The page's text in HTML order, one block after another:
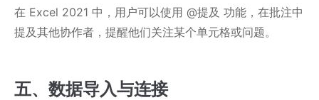
在 Excel 2021 中，用户可以使用 @提及 功能，在批注中
提及其他协作者，提醒他们关注某个单元格或问题。
五、数据导入与连接